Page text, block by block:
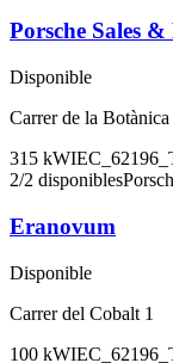
Porsche Sales
Disponible
Carrer de la
315 kW
2/2 disponibles
Eranovum
Disponible
Carrer del Cobalt 1
100 kW